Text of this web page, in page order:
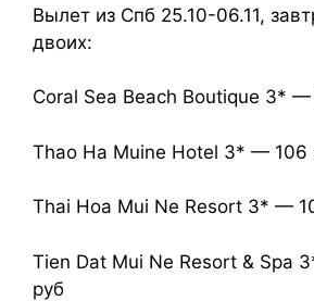
Вылет из Спб 25.10-06.11,
двоих:
Coral Sea Beach Boutique 3*
Thao Ha Muine Hotel 3* — 106
Thai Hoa Mui Ne Resort 3* —
Tien Dat Mui Ne Resort & Spa
руб